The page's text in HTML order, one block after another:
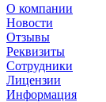
О компании
Новости
Отзывы
Реквизиты
Сотрудники
Лицензии
Информация